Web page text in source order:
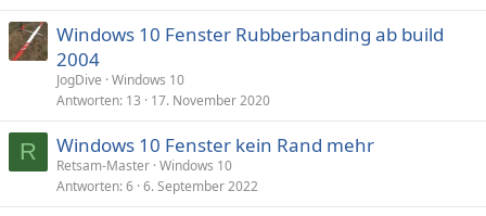
Windows 10 Fenster Rubberbanding ab build
2004
JogDive Windows 10
Antworten 13 17. November 2020
R Windows 10 Fenster kein Rand mehr
Retsam-Master Windows 10
Antworten 6 6. September 2022